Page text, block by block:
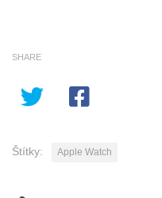
SHARE
Štítky: Apple Watch